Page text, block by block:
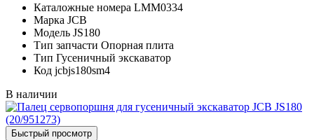
Каталожные номера LMM0334
Марка JCB
Модель JS180
Тип запчасти Опорная плита
Тип Гусеничный экскаватор
Код jcbjs180sm4
В наличии